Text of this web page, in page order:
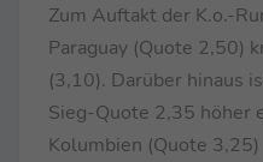
Zum Auftakt der K.o.-
Paraguay (Quote 2,50)
(3,10). Darüber hinaus
Sieg-Quote 2,35 höher
Kolumbien (Quote 3,25)